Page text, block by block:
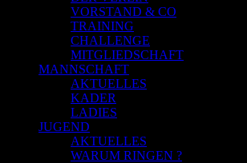
VORSTAND & CO
TRAINING
CHALLENGE
MITGLIEDSCHAFT
MANNSCHAFT
AKTUELLES
KADER
LADIES
JUGEND
AKTUELLES
WARUM RINGEN ?